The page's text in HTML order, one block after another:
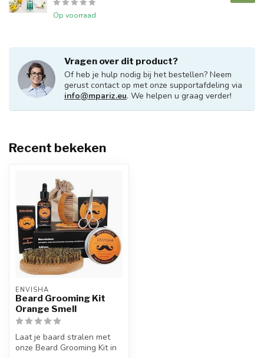
Op voorraad
Vragen over dit product?
Of heb je hulp nodig bij het bestellen? Neem
gerust contact op met onze supportafdeling via
info@mpariz.eu. We helpen u graag verder!
Recent bekeken
ENVISHA
Beard Grooming Kit
Orange Smell
Laat je baard stralen met
onze Beard Grooming Kit in